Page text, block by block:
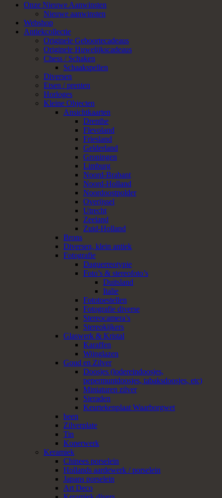
Onze Nieuwe Aanwinsten
Nieuwe aanwinsten
Webshop
Antiekcollectie
Originele Geboortecadeaus
Originele Huwelijkscadeaus
Chess / Schaken
Schaakspellen
Diversen
Etsen / prenten
Horloges
Kleine Objecten
Ansichtkaarten
Drenthe
Flevoland
Friesland
Gelderland
Groningen
Limburg
Noord-Brabant
Noord-Holland
Noordoostpolder
Overijssel
Utrecht
Zeeland
Zuid-Holland
Brons
Diversen, klein antiek
Fotografie
Daguerreotypie
Foto’s & stereofoto’s
Duitsland
Italie
Fototoestellen
Fotografie diverse
Stereocamera’s
Stereokijkers
Glaswerk & Kristal
Karaffen
Wijnglazen
Goud en Zilver
Doosjes (lodereindoosjes,
pepermuntdoosjes, tabaksdoosjes, etc)
Miniaturen zilver
Sieraden
Keurtekenplaat Waarborgwet
been
Zilverplate
Tin
Koperwerk
Keramiek
Chinees porselein
Hollands aardewerk / porselein
Japans porselein
Art Deco